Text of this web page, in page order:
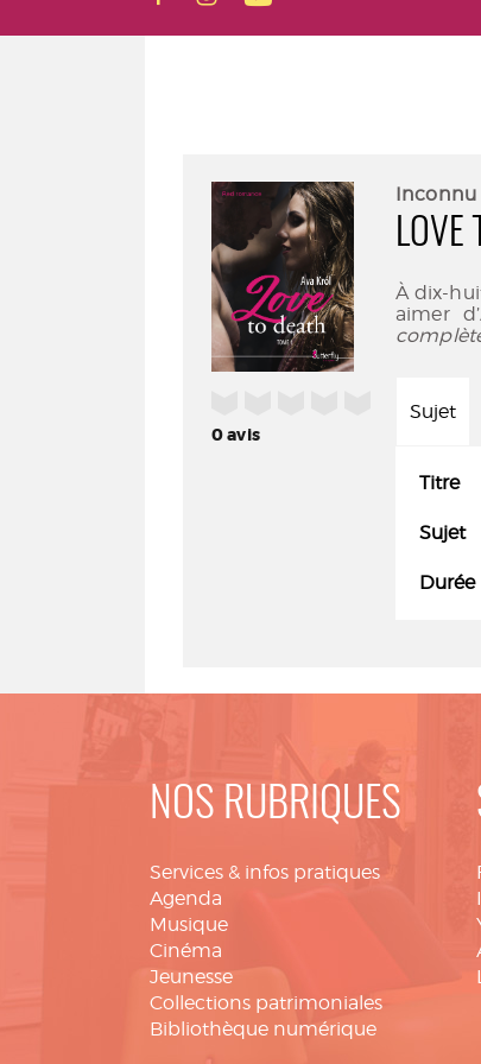
0avis
Inconnu
LOVE
À dix-
aimer
Sujet
Titre
Sujet
Durée
NOS RUBRIQUES
Services & infos pratiques
Agenda
Musique
Cinéma
Jeunesse
Collections patrimoniales
Bibliothèque numérique